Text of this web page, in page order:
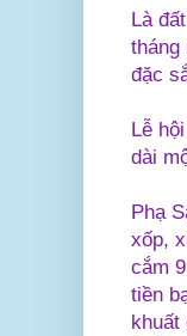
Là
tháng
đặc
Lễ
dài
Phạ
xốp,
cắm
tiền
khuất